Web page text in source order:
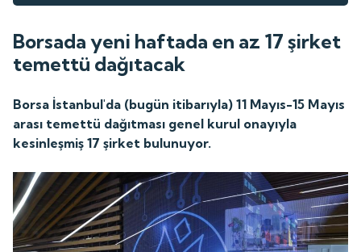
Borsada yeni haftada en az 17 şirket
temettü dağıtacak
Borsa İstanbul'da (bugün itibarıyla) 11 Mayıs-15 Mayıs
arası temettü dağıtması genel kurul onayıyla
kesinleşmiş 17 şirket bulunuyor.